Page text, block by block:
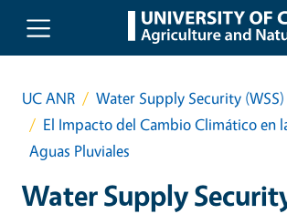
Skip to main content
UC ANR
Water Supply Security (WSS)
El Impacto del Cambio Climático en
Aguas Pluviales
Water Supply